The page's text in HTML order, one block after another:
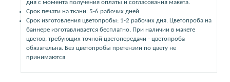
дня с момента получения оплаты и согласования макета.
Срок печати на ткани: 5-6 рабочих дней
Срок изготовления цветопробы: 1-2 рабочих дня. Цветопроба на
баннере изготавливается бесплатно. При наличии в макете
цветов, требующих точной цветопередачи - цветопроба
обязательна. Без цветопробы претензии по цвету не
принимаются